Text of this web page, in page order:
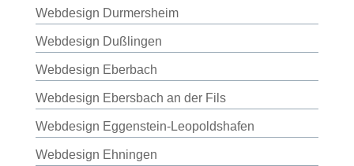
Webdesign Durmersheim
Webdesign Dußlingen
Webdesign Eberbach
Webdesign Ebersbach an der Fils
Webdesign Eggenstein-Leopoldshafen
Webdesign Ehningen